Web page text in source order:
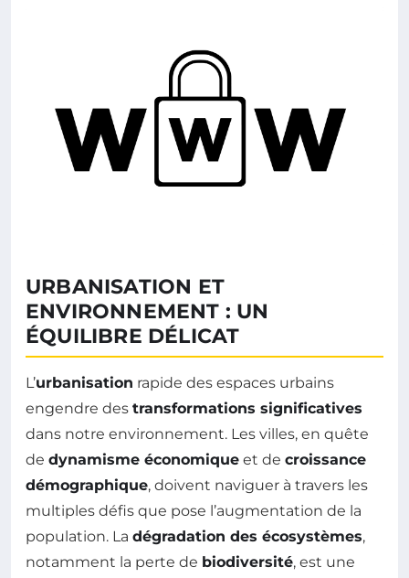
URBANISATION ET
ENVIRONNEMENT : UN
ÉQUILIBRE DÉLICAT
L’urbanisation rapide des espaces urbains
engendre des transformations significatives
dans notre environnement. Les villes, en quête
de dynamisme économique et de croissance
démographique, doivent naviguer à travers les
multiples défis que pose l’augmentation de la
population. La dégradation des écosystèmes,
notamment la perte de biodiversité, est une